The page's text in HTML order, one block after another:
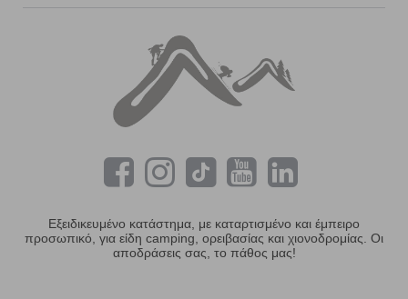
Εξειδικευμένο κατάστημα, με καταρτισμένο και έμπειρο
προσωπικό, για είδη camping, ορειβασίας και χιονοδρομίας. Οι
αποδράσεις σας, το πάθος μας!